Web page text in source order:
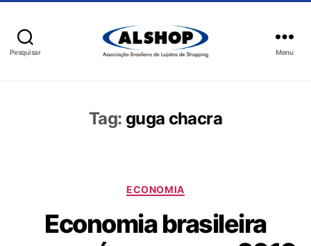
Pesquisar Menu
Tag: guga chacra
ECONOMIA
Economia brasileira